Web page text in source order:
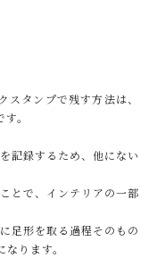
タンプで残す方法は、
。
記録するため、他にない
とで、インテリアの一部
足形を取る過程そのもの
ります。